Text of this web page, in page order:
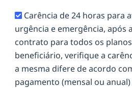
Carência de 24 horas para
urgência e emergência, após
contrato para todos os
beneficiário, verifique a
a mesma difere de acordo
pagamento (mensal ou